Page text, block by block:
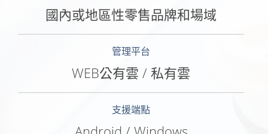
國內或地區性零售品牌和場域
管理平台
WEB公有雲 / 私有雲
支援端點